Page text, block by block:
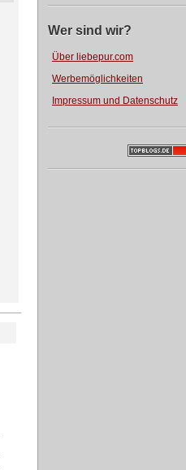
Wer sind wir?
Über liebepur.com
Werbemöglichkeiten
Impressum und Datenschutz